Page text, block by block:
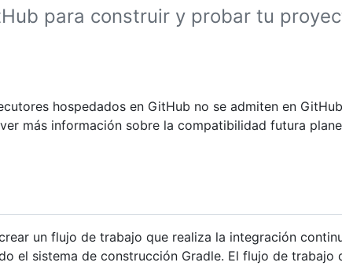
para construir y probar tu
hospedados en GitHub no se admiten en GitHub
más información sobre la compatibilidad futura
un flujo de trabajo que realiza la integración
el sistema de construcción Gradle. El flujo de trabajo